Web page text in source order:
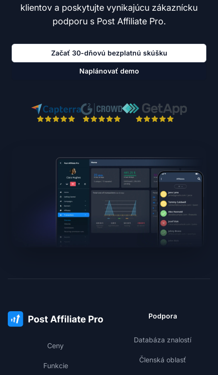
klientov a poskytujte vynikajúcu zákaznícku
podporu s Post Affiliate Pro.
Začať 30-dňovú bezplatnú skúšku
Naplánovať demo
Ceny
Funkcie
Podpora
Databáza znalostí
Členská oblasť